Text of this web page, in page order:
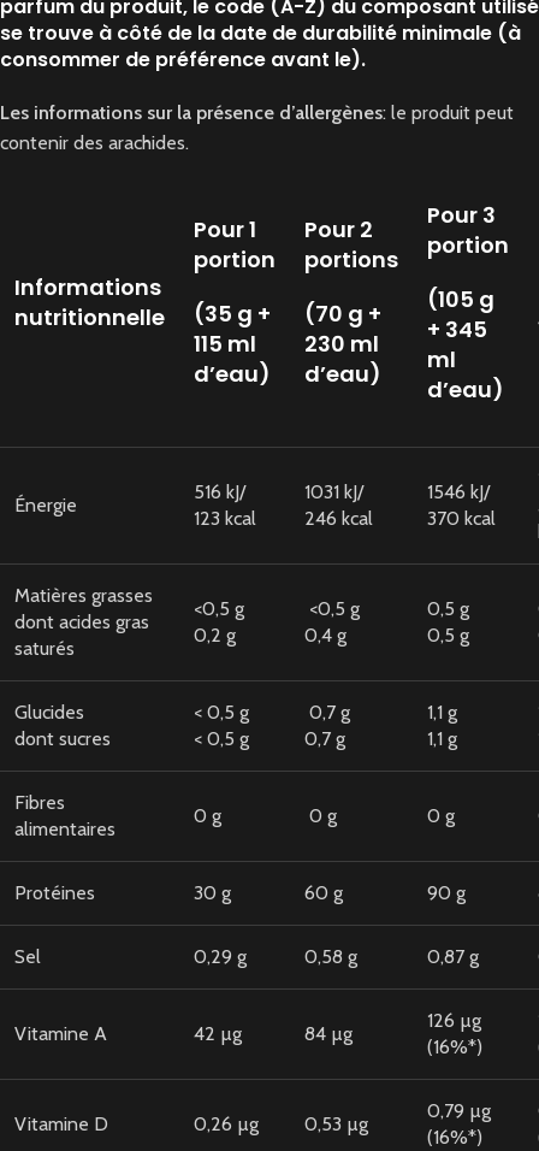
parfum du produit, le code (A-Z) du composant utilisé
se trouve à côté de la date de durabilité minimale (à
consommer de préférence avant le).
Les informations sur la présence d’allergènes: le produit peut
contenir des arachides.
Informations
nutritionnelle
Pour 1
portion
(35 g +
115 ml
d’eau)
Pour 2
portions
(70 g +
230 ml
d’eau)
Pour 3
portion
(105 g
+ 345
ml
d’eau)
Énergie
516 kJ/
123 kcal
1031 kJ/
246 kcal
1546 kJ/
370 kcal
Matières grasses
dont acides gras
saturés
<0,5 g
0,2 g
<0,5 g
0,4 g
0,5 g
0,5 g
Glucides
dont sucres
< 0,5 g
< 0,5 g
0,7 g
0,7 g
1,1 g
1,1 g
Fibres
alimentaires
0 g 0 g 0 g
Protéines 30 g 60 g 90 g
Sel 0,29 g 0,58 g 0,87 g
Vitamine A 42 µg 84 µg
126 µg
(16%*)
Vitamine D 0,26 µg 0,53 µg
0,79 µg
(16%*)